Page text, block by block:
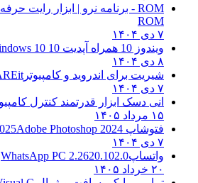
ROM - برنامه نرو | ابزار رایت حرفه ای و
ROM
۷ دی ۱۴۰۴
ویندوز 10 همراه آپدیت 10 22H2
10
۸ دی ۱۴۰۴
شیریت برای اندروید و کامپیوتر
۷ دی ۱۴۰۴
انی دسک ابزار قدرتمند کنترل
۱۵ مرداد ۱۴۰۵
فتوشاپ CC 2025 Adobe Photoshop 2024
۷ دی ۱۴۰۴
واتساپWhatsApp PC 2.2620.102.0
۲۰ خرداد ۱۴۰۵